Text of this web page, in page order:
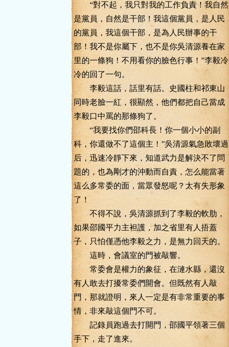
“對不起，我只對我的工作負責！我自然
是黨員，自然是干部！我這個黨員，是人民
的黨員，我這個干部，是為人民辦事的干
部！我不是你屬下，也不是你吳清源養在家
里的一條狗！不用看你的臉色行事！”李毅冷
冷的回了一句。
李毅這話，話里有話。史國柱和祁東山
同時老臉一紅，很顯然，他們都把自己當成
李毅口中罵的那條狗了。
“我要找你們邵科長！你一個小小的副
科，你還做不了這個主！”吳清源氣急敗壞過
后，迅速冷靜下來，知道武力是解決不了問
題的，也為剛才的沖動而自責，怎么能當著
這么多常委的面，當眾發怒呢？太有失形象
了！
不得不說，吳清源抓到了李毅的軟肋，
如果邵國平力主袒護，加之省里有人捂蓋
子，只怕僅憑他李毅之力，是無力回天的。
這時，會議室的門被敲響。
常委會是權力的象征，在漣水縣，還沒
有人敢去打擾常委們開會。但既然有人敲
門，那就證明，來人一定是有非常重要的事
情，非來敲這個門不可。
記錄員跑過去打開門，邵國平領著三個
手下，走了進來。